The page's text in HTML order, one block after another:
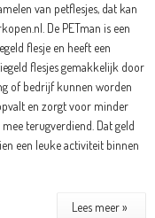
van petflesjes, dat kan
De PETman is een
flesje en heeft een
flesjes gemakkelijk door
of bedrijf kunnen worden
en zorgt voor minder
terugverdiend. Dat geld
een leuke activiteit binnen
Lees meer »